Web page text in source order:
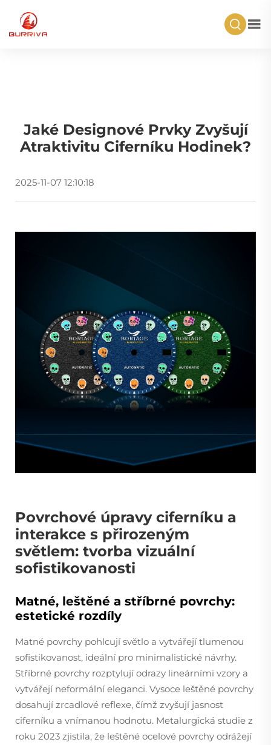
Jaké Designové Prvky Zvyšují
Atraktivitu Ciferníku Hodinek?
2025-11-07 12:10:18
Povrchové úpravy ciferníku a
interakce s přirozeným
světlem: tvorba vizuální
sofistikovanosti
Matné, leštěné a stříbrné povrchy:
estetické rozdíly
Matné povrchy pohlcují světlo a vytvářejí tlumenou
sofistikovanost, ideální pro minimalistické návrhy.
Stříbrné povrchy rozptylují odrazy lineárními vzory a
vytvářejí neformální eleganci. Vysoce leštěné povrchy
dosahují zrcadlové reflexe, čímž zvyšují jasnost
ciferníku a vnímanou hodnotu. Metalurgická studie z
roku 2023 zjistila, že leštěné ocelové povrchy odrážejí